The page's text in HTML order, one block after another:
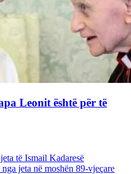
Leonit është për të
të Ismail Kadaresë
jeta në moshën 89-vjeçare